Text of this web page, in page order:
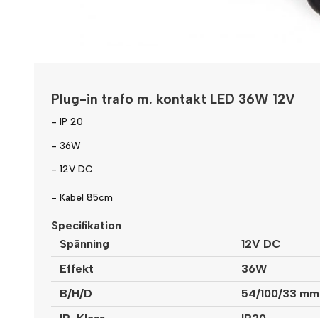
Plug-in trafo m. kontakt LED 36W 12V
- IP 20
- 36W
- 12V DC
- Kabel 85cm
Specifikation
Spänning
12V DC
Effekt
36W
B/H/D
54/100/33 mm